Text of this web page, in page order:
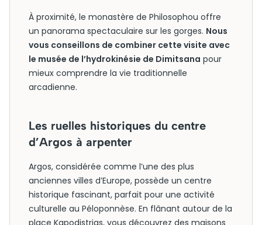
À proximité, le monastère de Philosophou offre
un panorama spectaculaire sur les gorges. Nous
vous conseillons de combiner cette visite avec
le musée de l’hydrokinésie de Dimitsana pour
mieux comprendre la vie traditionnelle
arcadienne.
Les ruelles historiques du centre
d’Argos à arpenter
Argos, considérée comme l’une des plus
anciennes villes d’Europe, possède un centre
historique fascinant, parfait pour une activité
culturelle au Péloponnèse. En flânant autour de la
place Kapodistrias, vous découvrez des maisons